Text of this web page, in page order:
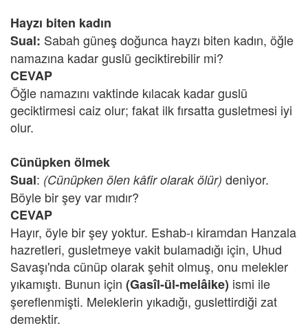
Hayzı biten kadın
Sual: Sabah güneş doğunca hayzı biten kadın, öğle
namazına kadar guslü geciktirebilir mi?
CEVAP
Öğle namazını vaktinde kılacak kadar guslü
geciktirmesi caiz olur; fakat ilk fırsatta gusletmesi iyi
olur.
Cünüpken ölmek
Sual: (Cünüpken ölen kâfir olarak ölür) deniyor.
Böyle bir şey var mıdır?
CEVAP
Hayır, öyle bir şey yoktur. Eshab-ı kiramdan Hanzala
hazretleri, gusletmeye vakit bulamadığı için, Uhud
Savaşı'nda cünüp olarak şehit olmuş, onu melekler
yıkamıştı. Bunun için (Gasîl-ül-melâike) ismi ile
şereflenmişti. Meleklerin yıkadığı, guslettirdiği zat
demektir.